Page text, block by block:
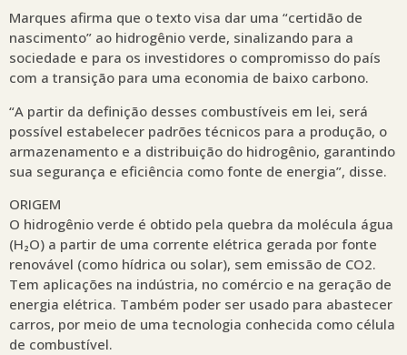
Marques afirma que o texto visa dar uma “certidão de
nascimento” ao hidrogênio verde, sinalizando para a
sociedade e para os investidores o compromisso do país
com a transição para uma economia de baixo carbono.
“A partir da definição desses combustíveis em lei, será
possível estabelecer padrões técnicos para a produção, o
armazenamento e a distribuição do hidrogênio, garantindo
sua segurança e eficiência como fonte de energia”, disse.
ORIGEM
O hidrogênio verde é obtido pela quebra da molécula água
(H₂O) a partir de uma corrente elétrica gerada por fonte
renovável (como hídrica ou solar), sem emissão de CO2.
Tem aplicações na indústria, no comércio e na geração de
energia elétrica. Também poder ser usado para abastecer
carros, por meio de uma tecnologia conhecida como célula
de combustível.